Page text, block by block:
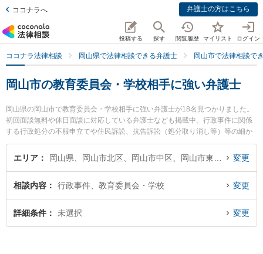
ココナラへ 弁護士の方はこちら
投稿する 探す 閲覧履歴 マイリスト ログイン
ココナラ法律相談 岡山県で法律相談できる弁護士 岡山市で法律相談で
岡山市の教育委員会・学校相手に強い弁護士
岡山県の岡山市で教育委員会・学校相手に強い弁護士が18名見つかりました。
初回面談無料や休日面談に対応している弁護士なども掲載中。行政事件に関係
する行政処分の不服申立てや住民訴訟、抗告訴訟（処分取り消し等）等の細か
な分野での絞り込み検索もでき便利です。特に葵綜合法律事務所の黒塚 尊久弁
護士や中岡・安彦法律事務所の中岡 宏文弁護士、岡山南法律事務所の安井 健二
士に相談したい』『教育委員会・学校相手のトラブル解決の実績豊富な近くの
弁護士を検索したい』『初回相談無料で教育委員会・学校相手を法律相談でき
る岡山市内の弁護士に相談予約したい』などでお困りの相談者さんにおすすめ
エリア 変更
相談内容 行政事件、教育委員会・学校 変更
詳細条件 未選択 変更